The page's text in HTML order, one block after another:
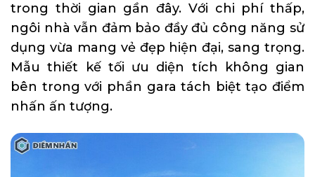
trong thời gian gần đây. Với chi phí thấp,
ngôi nhà vẫn đảm bảo đầy đủ công năng sử
dụng vừa mang vẻ đẹp hiện đại, sang trọng.
Mẫu thiết kế tối ưu diện tích không gian
bên trong với phần gara tách biệt tạo điểm
nhấn ấn tượng.